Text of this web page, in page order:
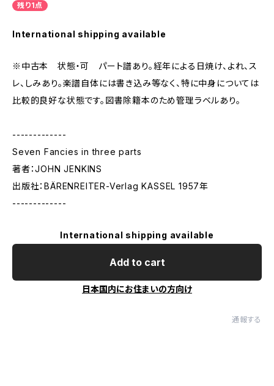
残り1点
International shipping available
※中古本 状態・可 パート譜あり。経年による日焼け、よれ、ス
レ、しみあり。楽譜自体には書き込み等なく、特に中身については
比較的良好な状態です。図書除籍本のため管理ラベルあり。
-------------
Seven Fancies in three parts
著者：JOHN JENKINS
出版社：BÄRENREITER-Verlag KASSEL 1957年
-------------
International shipping available
Add to cart
日本国内にお住まいの方向け
通報する